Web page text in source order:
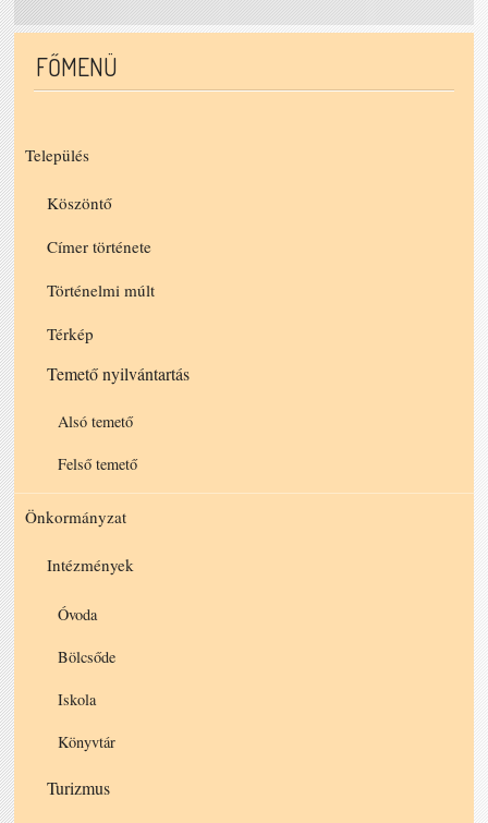
FŐMENÜ
Település
Köszöntő
Címer története
Történelmi múlt
Térkép
Temető nyilvántartás
Alsó temető
Felső temető
Önkormányzat
Intézmények
Óvoda
Bölcsőde
Iskola
Könyvtár
Turizmus